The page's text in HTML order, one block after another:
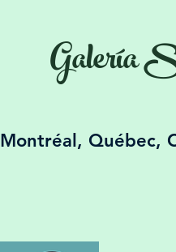
Galería
Montréal, Québec,